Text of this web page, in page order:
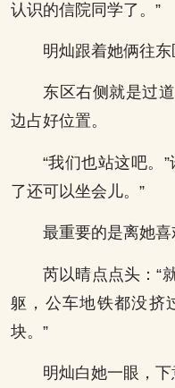
认识的信院同学了。”
明灿跟着她俩往东
东区右侧就是过
边占好位置。
“我们也站这吧。
了还可以坐会儿。”
最重要的是离她喜
芮以晴点点头：“
躯，公车地铁都没挤
块。”
明灿白她一眼，下